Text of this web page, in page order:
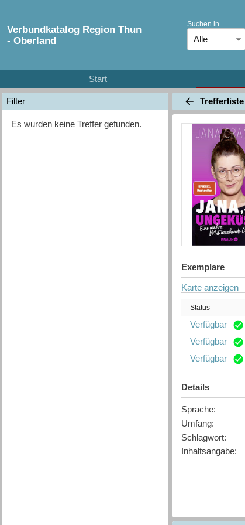
Verbundkatalog Region Thun
- Oberland
Suchen in
Alle
Start
Filter
Es wurden keine Treffer gefunden.
Trefferliste
Exemplare
Karte anzeigen
Status
Verfügbar
Verfügbar
Verfügbar
Details
Sprache:
Umfang:
Schlagwort:
Inhaltsangabe: